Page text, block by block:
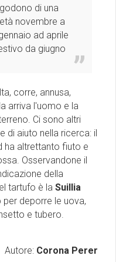
di una
novembre a
ad aprile
da giugno
corre, annusa,
arriva l'uomo e la
Ci sono altri
di aiuto nella ricerca: il
ha altrettanto fiuto e
Osservandone il
della
tartufo è la Suillia
deporre le uova,
e tubero.
Autore: Corona Perer